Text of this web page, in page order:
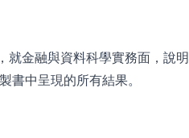
金融與資料科學實務面，說
中呈現的所有結果。